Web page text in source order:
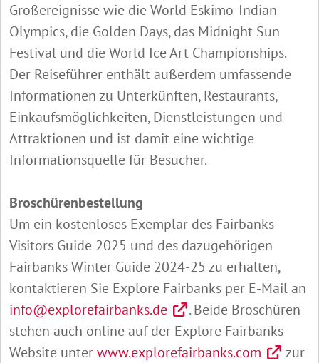
Großereignisse wie die World Eskimo-Indian
Olympics, die Golden Days, das Midnight Sun
Festival und die World Ice Art Championships.
Der Reiseführer enthält außerdem umfassende
Informationen zu Unterkünften, Restaurants,
Einkaufsmöglichkeiten, Dienstleistungen und
Attraktionen und ist damit eine wichtige
Informationsquelle für Besucher.
Broschürenbestellung
Um ein kostenloses Exemplar des Fairbanks
Visitors Guide 2025 und des dazugehörigen
Fairbanks Winter Guide 2024-25 zu erhalten,
kontaktieren Sie Explore Fairbanks per E-Mail an
info@explorefairbanks.de
. Beide Broschüren
stehen auch online auf der Explore Fairbanks
Website unterwww.explorefairbanks.com
zur